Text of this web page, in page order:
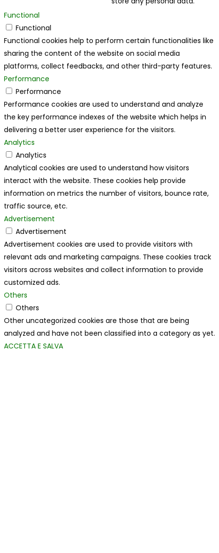
Functional
Functional
Functional cookies help to perform certain functionalities like
sharing the content of the website on social media
platforms, collect feedbacks, and other third-party features.
Performance
Performance
Performance cookies are used to understand and analyze
the key performance indexes of the website which helps in
delivering a better user experience for the visitors.
Analytics
Analytics
Analytical cookies are used to understand how visitors
interact with the website. These cookies help provide
information on metrics the number of visitors, bounce rate,
traffic source, etc.
Advertisement
Advertisement
Advertisement cookies are used to provide visitors with
relevant ads and marketing campaigns. These cookies track
visitors across websites and collect information to provide
customized ads.
Others
Others
Other uncategorized cookies are those that are being
analyzed and have not been classified into a category as yet.
ACCETTA E SALVA